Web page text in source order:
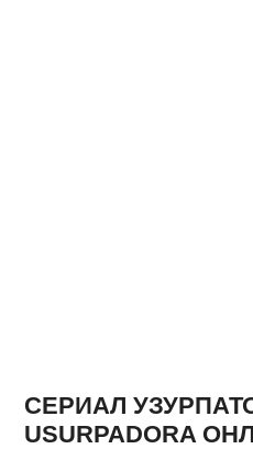
СЕРИАЛ
USURPADORA